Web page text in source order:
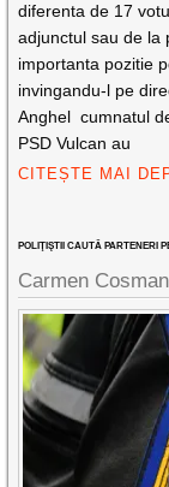
diferenta de 17
adjunctul sau de la
importanta pozitie
invingandu-l pe
Anghel cumnatul
PSD Vulcan au
CITEȘTE MAI
POLIŢIŞTII CAUTĂ PARTENERI
Carmen